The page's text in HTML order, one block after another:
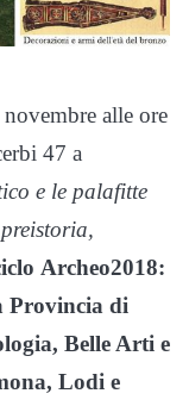
alle ore
47 a
e le palafitte
Archeo2018:
Provincia di
Belle Arti e
Lodi e